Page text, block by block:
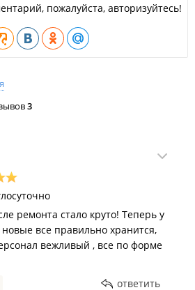
пожалуйста, авторизуйтесь!
3
ремонта стало круто! Теперь у
все правильно хранится,
вежливый , все по форме
ответить